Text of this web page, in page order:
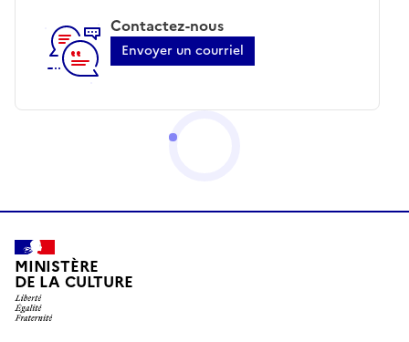
Contactez-nous
Envoyer un courriel
MINISTÈRE
DE LA CULTURE